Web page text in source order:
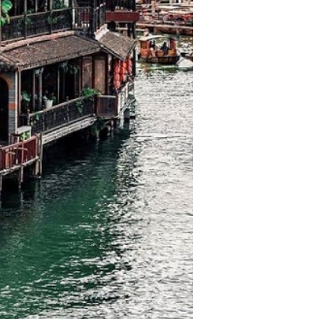
gian cổ kính của nơi này. Hãy để tâm hồn bạn thả
Quốccó thể trải nghiệm khung cảnh yên bình
của thị trấn này và ngắm nhìn từ những ngôi nhà
cách tuyệt vời để chiêm ngưỡng khung cảnh yên